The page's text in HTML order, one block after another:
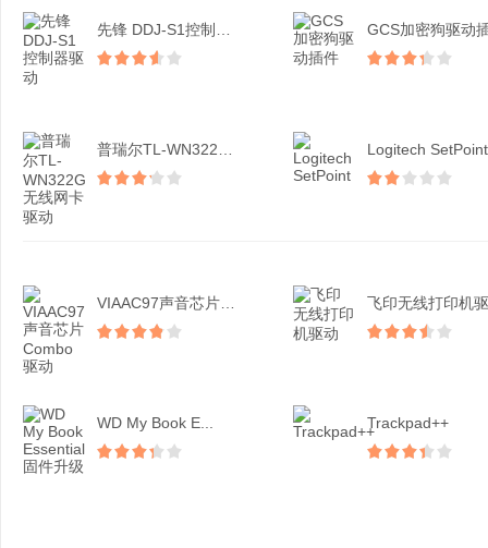
GCS加密狗驱动
Logitech SetPoint
飞印无线打印机
WD My Book E... Trackpad++